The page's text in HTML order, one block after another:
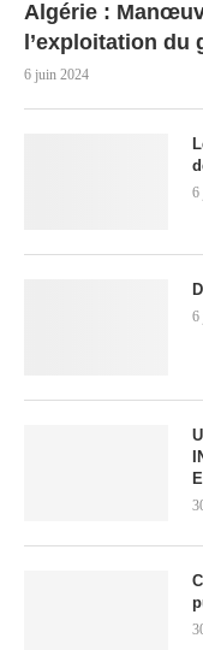
Algérie :
l’exploitation du
6 juin 2024
6
6